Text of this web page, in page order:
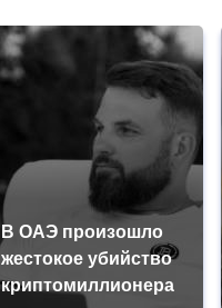
В ОАЭ произошло
жестокое убийство
криптомиллионера